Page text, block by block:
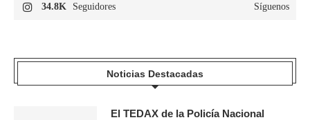
34.8K Seguidores Síguenos
Noticias Destacadas
El TEDAX de la Policía Nacional